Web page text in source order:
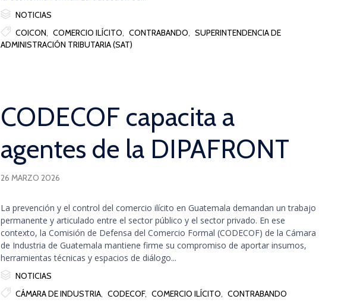
 Category
NOTICIAS
 Tags
COICON, COMERCIO ILÍCITO, CONTRABANDO, SUPERINTENDENCIA DE
ADMINISTRACIÓN TRIBUTARIA (SAT)
CODECOF capacita a
agentes de la DIPAFRONT
26 MARZO 2026
La prevención y el control del comercio ilícito en Guatemala demandan un trabajo
permanente y articulado entre el sector público y el sector privado. En ese
contexto, la Comisión de Defensa del Comercio Formal (CODECOF) de la Cámara
de Industria de Guatemala mantiene firme su compromiso de aportar insumos,
herramientas técnicas y espacios de diálogo...
 Category
NOTICIAS
 Tags
CÁMARA DE INDUSTRIA, CODECOF, COMERCIO ILÍCITO, CONTRABANDO